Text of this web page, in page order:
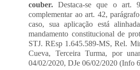
couber. Destaca-se que o art.
complementar ao art. 42,
caso, sua aplicação está
mandamento constitucional de
STJ. REsp 1.645.589-MS, Rel.
Cueva, Terceira Turma, por
04/02/2020, DJe 06/02/2020 (Info